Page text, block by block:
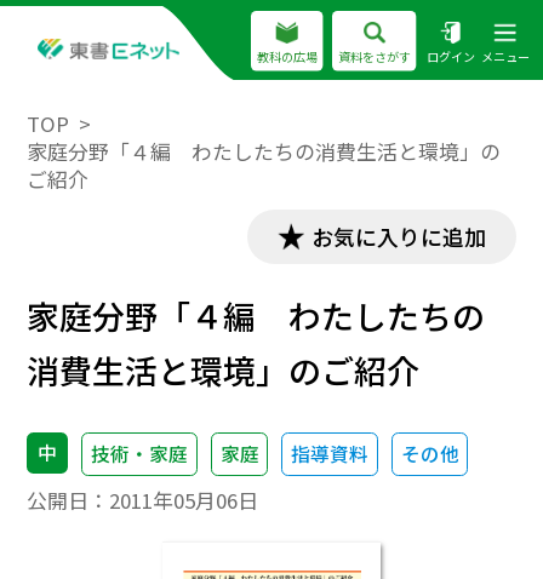
教科の広場 資料をさがす ログイン メニュー
TOP
家庭分野「４編 わたしたちの消費生活と環境」の
ご紹介
お気に入りに追加
家庭分野「４編 わたしたちの
消費生活と環境」のご紹介
中 技術・家庭 家庭 指導資料 その他
公開日： 2011年05月06日